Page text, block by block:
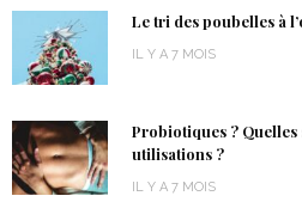
Le tri des poubelles à
IL Y A 7 MOIS
Probiotiques ?
utilisations ?
IL Y A 7 MOIS